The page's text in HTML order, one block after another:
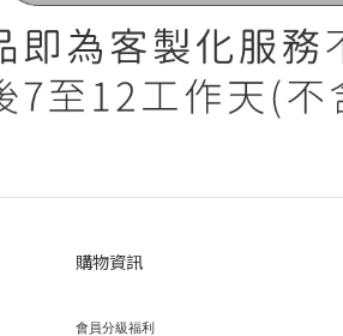
購物資訊
會員分級福利